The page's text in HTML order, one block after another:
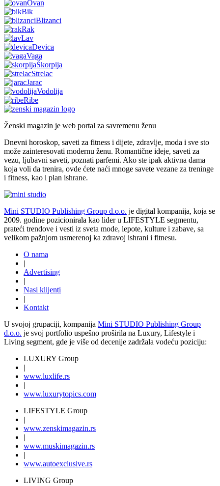
Ovan
Bik
Blizanci
Rak
Lav
Devica
Vaga
Škorpija
Strelac
Jarac
Vodolija
Ribe
Ženski magazin je web portal za savremenu ženu
Dnevni horoskop, saveti za fitness i dijete, zdravlje, moda i sve sto
može zainteresovati modernu ženu. Romantične ideje, saveti za
vezu, ljubavni saveti, poznati parfemi. Ako ste ipak aktivna dama
koja voli da trenira, ovde ćete naći mnoge savete vezane za treninge
i fitness, kao i plan ishrane.
Mini STUDIO Publishing Group d.o.o. je digital kompanija, koja se
2009. godine pozicionirala kao lider u LIFESTYLE segmentu,
prateći trendove i vesti iz sveta mode, lepote, kulture i zabave, sa
velikom pažnjom usmerenoj ka zdravoj ishrani i fitnesu.
O nama
|
Advertising
|
Nasi klijenti
|
Kontakt
U svojoj grupaciji, kompanija Mini STUDIO Publishing Group
d.o.o. je svoj portfolio uspešno proširila na Luxury, Lifestyle i
Living segment, gde je više od decenije zadržala vodeću poziciju:
LUXURY Group
|
www.luxlife.rs
|
www.luxurytopics.com
LIFESTYLE Group
|
www.zenskimagazin.rs
|
www.muskimagazin.rs
|
www.autoexclusive.rs
LIVING Group